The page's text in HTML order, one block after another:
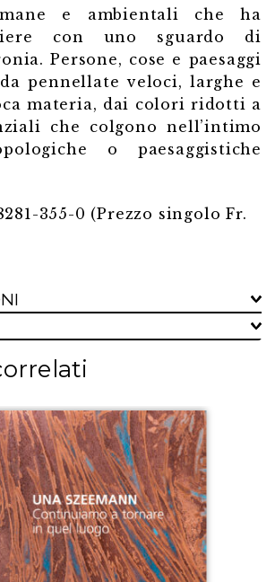
e ambientali che ha
con uno sguardo di
Persone, cose e paesaggi
pennellate veloci, larghe e
materia, dai colori ridotti a
che colgono nell’intimo
o paesaggistiche
355-0 (Prezzo singolo Fr.